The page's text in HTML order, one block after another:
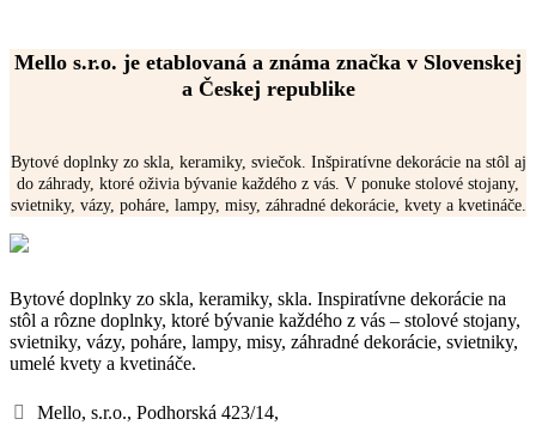
Mello s.r.o. je etablovaná a známa značka v Slovenskej
a Českej republike
Bytové doplnky zo skla, keramiky, sviečok. Inšpiratívne dekorácie na stôl aj
do záhrady, ktoré oživia bývanie každého z vás. V ponuke stolové stojany,
svietniky, vázy, poháre, lampy, misy, záhradné dekorácie, kvety a kvetináče.
Bytové doplnky zo skla, keramiky, skla. Inspiratívne dekorácie na
stôl a rôzne doplnky, ktoré bývanie každého z vás – stolové stojany,
svietniky, vázy, poháre, lampy, misy, záhradné dekorácie, svietniky,
umelé kvety a kvetináče.
Mello, s.r.o., Podhorská 423/14,